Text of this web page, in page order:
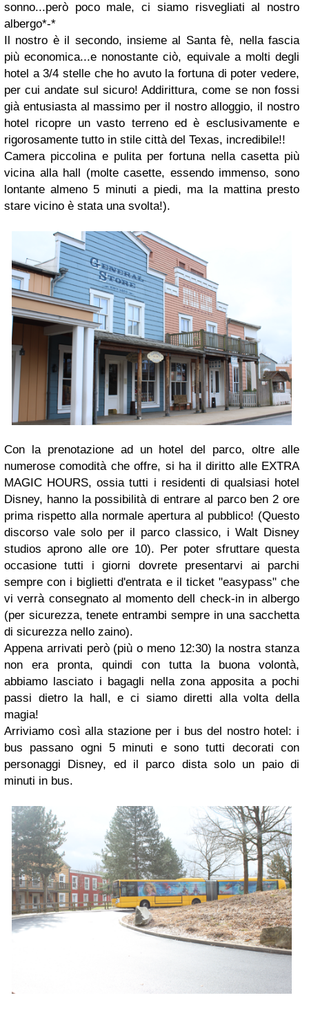
sonno...però poco male, ci siamo risvegliati al nostro
albergo*-*
Il nostro è il secondo, insieme al Santa fè, nella fascia
più economica...e nonostante ciò, equivale a molti degli
hotel a 3/4 stelle che ho avuto la fortuna di poter vedere,
per cui andate sul sicuro! Addirittura, come se non fossi
già entusiasta al massimo per il nostro alloggio, il nostro
hotel ricopre un vasto terreno ed è esclusivamente e
rigorosamente tutto in stile città del Texas, incredibile!!
Camera piccolina e pulita per fortuna nella casetta più
vicina alla hall (molte casette, essendo immenso, sono
lontante almeno 5 minuti a piedi, ma la mattina presto
stare vicino è stata una svolta!).
Con la prenotazione ad un hotel del parco, oltre alle
numerose comodità che offre, si ha il diritto alle EXTRA
MAGIC HOURS, ossia tutti i residenti di qualsiasi hotel
Disney, hanno la possibilità di entrare al parco ben 2 ore
prima rispetto alla normale apertura al pubblico! (Questo
discorso vale solo per il parco classico, i Walt Disney
studios aprono alle ore 10). Per poter sfruttare questa
occasione tutti i giorni dovrete presentarvi ai parchi
sempre con i biglietti d'entrata e il ticket "easypass" che
vi verrà consegnato al momento dell check-in in albergo
(per sicurezza, tenete entrambi sempre in una sacchetta
di sicurezza nello zaino).
Appena arrivati però (più o meno 12:30) la nostra stanza
non era pronta, quindi con tutta la buona volontà,
abbiamo lasciato i bagagli nella zona apposita a pochi
passi dietro la hall, e ci siamo diretti alla volta della
magia!
Arriviamo così alla stazione per i bus del nostro hotel: i
bus passano ogni 5 minuti e sono tutti decorati con
personaggi Disney, ed il parco dista solo un paio di
minuti in bus.